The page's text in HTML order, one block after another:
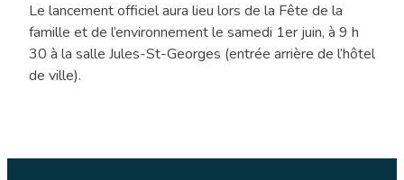
Le lancement officiel aura lieu lors de la Fête de la
famille et de l’environnement le samedi 1er juin, à 9 h
30 à la salle Jules-St-Georges (entrée arrière de l’hôtel
de ville).